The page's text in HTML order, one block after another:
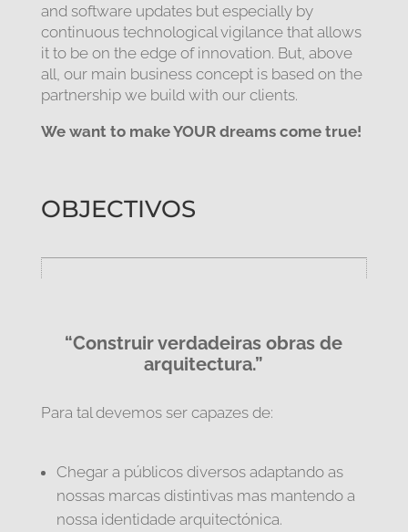
and software updates but especially by
continuous technological vigilance that allows
it to be on the edge of innovation. But, above
all, our main business concept is based on the
partnership we build with our clients.
We want to make YOUR dreams come true!
OBJECTIVOS
“Construir verdadeiras obras de
arquitectura.”
Para tal devemos ser capazes de:
Chegar a públicos diversos adaptando as
nossas marcas distintivas mas mantendo a
nossa identidade arquitectónica.